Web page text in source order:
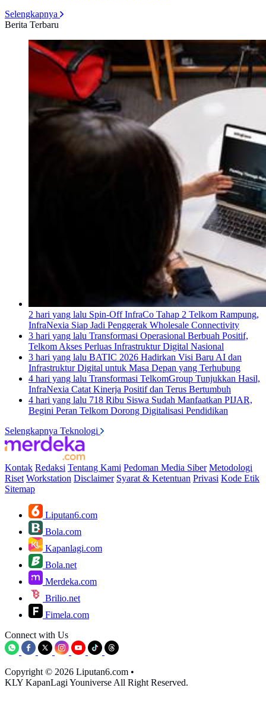
Selengkapnya
Berita Terbaru
2 hari yang lalu Spin-Off InfraCo Tahap 2 Telkom Rampung,
InfraNexia Siap Jadi Penggerak Wholesale Connectivity
3 hari yang lalu Transformasi Operasional Berbuah Positif,
Telkom Akses Perluas Infrastruktur Digital Nasional
3 hari yang lalu BATIC 2026 Hadirkan Visi Baru AI dan
Infrastruktur Digital untuk Masa Depan yang Terhubung
4 hari yang lalu Transformasi TelkomGroup Tunjukkan Hasil,
InfraNexia Catat Kinerja Positif dan Terus Bertumbuh
4 hari yang lalu 718 Ribu Siswa Sudah Manfaatkan PIJAR,
Begini Peran Telkom Dorong Digitalisasi Pendidikan
Selengkapnya Teknologi
Kontak Redaksi Tentang Kami Pedoman Media Siber Metodologi
Riset Workstation Disclaimer Syarat & Ketentuan Privasi Kode Etik
Sitemap
Liputan6.com
Bola.com
Kapanlagi.com
Bola.net
Merdeka.com
Brilio.net
Fimela.com
Connect with Us
Copyright © 2026 Liputan6.com •
KLY KapanLagi Youniverse All Right Reserved.